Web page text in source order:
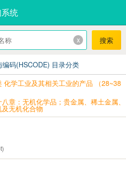
统
x 搜索
码(HSCODE) 目录分类
化学工业及其相关工业的产品 （28~38
章：无机化学品；贵金属、稀土金属、
无机化合物